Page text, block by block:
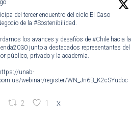
del tercer encuentro del ciclo El Caso
de la #Sostenibilidad.
los avances y desafíos de #Chile hacia la
junto a destacados representantes del
público, privado y la academia.
unab-
webinar/register/WN_Jn6B_K2cSYudoc
2 1 X